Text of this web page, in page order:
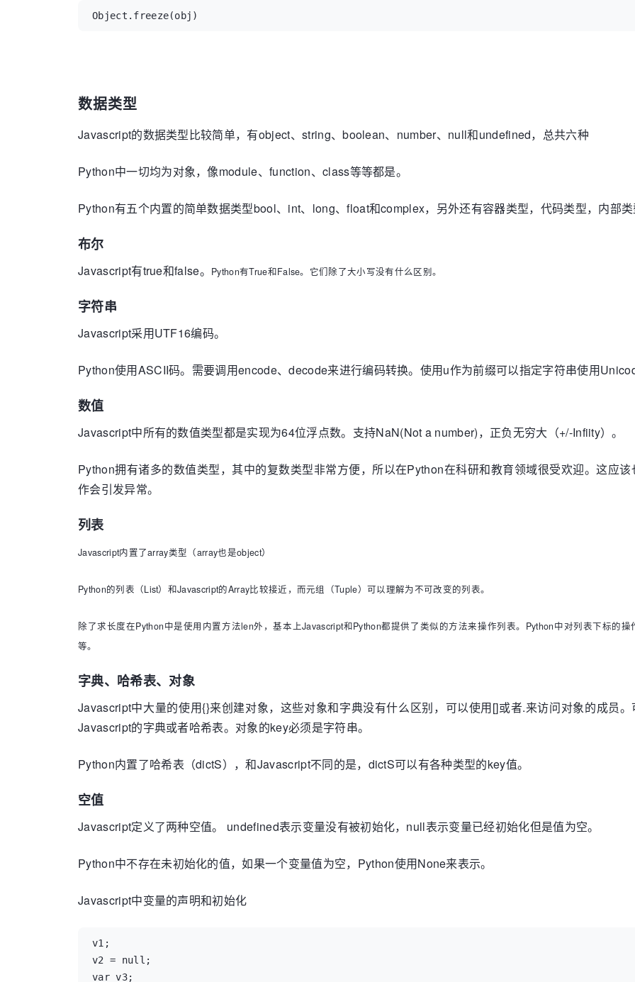
Object.freeze(obj)
数据类型
Javascript的数据类型比较简单，有object、string、boolean、number、null和undefined，总共六种
Python中一切均为对象，像module、function、class等等都是。
Python有五个内置的简单数据类型bool、int、long、float和complex，另外还有容器类型，代码类型，内部类
布尔
Javascript有true和false。 Python有True和False。它们除了大小写没有什么区别。
字符串
Javascript采用UTF16编码。
Python使用ASCII码。需要调用encode、decode来进行编码转换。使用u作为前缀可以指定字符串使用
数值
Javascript中所有的数值类型都是实现为64位浮点数。支持NaN(Not a number)，正负无穷大（+/-Infiity）。
Python拥有诸多的数值类型，其中的复数类型非常方便，所以在Python在科研和教育领域很受欢迎。这应
作会引发异常。
列表
Javascript内置了array类型（array也是object）
Python的列表（List）和Javascript的Array比较接近，而元组（Tuple）可以理解为不可改变的列表。
除了求长度在Python中是使用内置方法len外，基本上Javascript和Python都提供了类似的方法来操作列表。Python中对列表下标的
等。
字典、哈希表、对象
Javascript中大量的使用{}来创建对象，这些对象和字典没有什么区别，可以使用[]或者.来访问对象的成员
Javascript的字典或者哈希表。对象的key必须是字符串。
Python内置了哈希表（dictS），和Javascript不同的是，dictS可以有各种类型的key值。
空值
Javascript定义了两种空值。 undefined表示变量没有被初始化，null表示变量已经初始化但是值为空。
Python中不存在未初始化的值，如果一个变量值为空，Python使用None来表示。
Javascript中变量的声明和初始化
v1;
v2 = null;
var v3;